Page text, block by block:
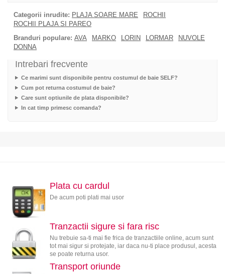
Categorii inrudite: PLAJA SOARE MARE
ROCHII
ROCHII PLAJA SI PAREO
Branduri populare: AVA MARKO LORIN LORMAR
NUVOLE
DONNA
Intrebari frecvente
Ce marimi sunt disponibile pentru costumul de baie SELF?
Cum pot returna costumul de baie?
Care sunt optiunile de plata disponibile?
In cat timp primesc comanda?
Plata cu cardul
De acum poti plati mai usor
Tranzactii sigure si fara risc
Nu trebuie sa-ti mai fie frica de tranzactiile online, acum sunt
tot mai sigur si protejate, iar daca nu-ti place produsul, acesta
se poate returna usor.
Transport oriunde